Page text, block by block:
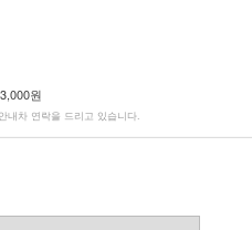
원
내차 연락을 드리고 있습니다.